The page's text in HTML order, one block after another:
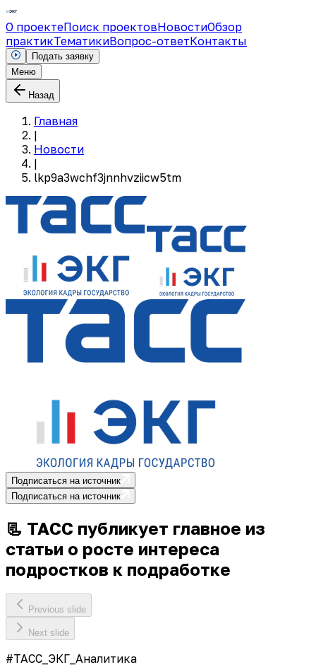
О проектеПоиск проектовНовостиОбзор
практикТематикиВопрос-ответКонтакты
Подать заявку
Меню
Назад
Главная
|
Новости
|
lkp9a3wchf3jnnhvziicw5tm
Подписаться на источник
Подписаться на источник
📃 ТАСС публикует главное из
статьи о росте интереса
подростков к подработке
Previous slide
Next slide
#ТАСС_ЭКГ_Аналитика